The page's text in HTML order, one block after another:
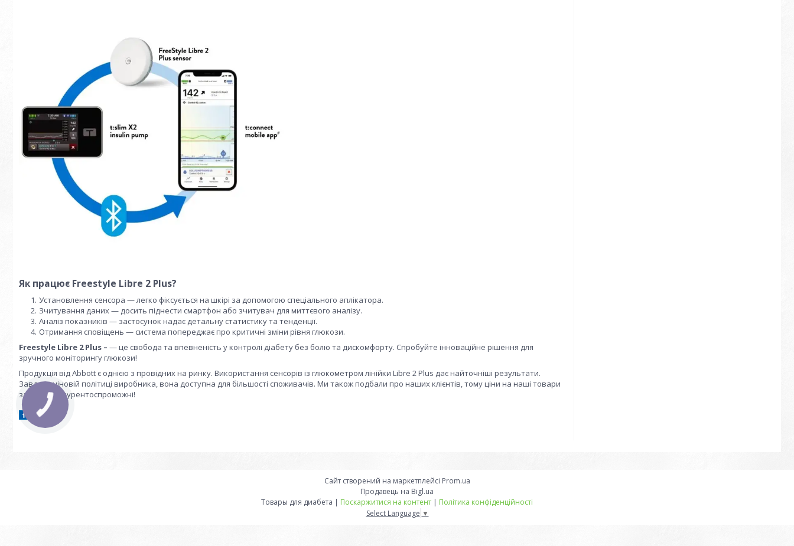
Як працює Freestyle Libre 2 Plus?
Установлення сенсора — легко фіксується на шкірі за допомогою спеціального аплікатора.
Зчитування даних — досить піднести смартфон або зчитувач для миттєвого аналізу.
Аналіз показників — застосунок надає детальну статистику та тенденції.
Отримання сповіщень — система попереджає про критичні зміни рівня глюкози.
Freestyle Libre 2 Plus – — це свобода та впевненість у контролі діабету без болю та дискомфорту. Спробуйте інноваційне рішення для
зручного моніторингу глюкози!
Продукція від Abbott є однією з провідних на ринку. Використання сенсорів із глюкометром лінійки Libre 2 Plus дає найточніші результати.
Завдяки ціновій політиці виробника, вона доступна для більшості споживачів. Ми також подбали про наших клієнтів, тому ціни на наші товари
завжди конкурентоспроможні!
Сайт створений на маркетплейсі Prom.ua
Продавець на Bigl.ua
Товары для диабета | Поскаржитися на контент | Політика конфіденційності
Select Language ▼